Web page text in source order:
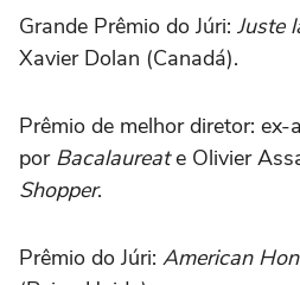
Grande Prêmio do Júri: Juste
Xavier Dolan (Canadá).
Prêmio de melhor diretor:
por Bacalaureate Olivier
Shopper.
Prêmio do Júri: American